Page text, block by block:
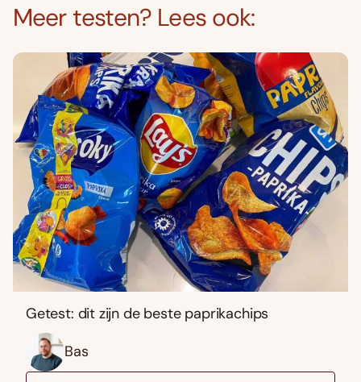
Meer testen? Lees ook:
Getest: dit zijn de beste paprikachips
Bas